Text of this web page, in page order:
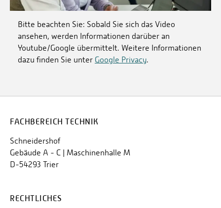
Bitte beachten Sie: Sobald Sie sich das Video
ansehen, werden Informationen darüber an
Youtube/Google übermittelt. Weitere Informationen
dazu finden Sie unter Google Privacy.
FACHBEREICH TECHNIK
Schneidershof
Gebäude A - C | Maschinenhalle M
D-54293 Trier
RECHTLICHES